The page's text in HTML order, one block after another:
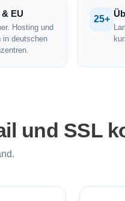
EU
Hosting und
in deutschen
25+
und SSL